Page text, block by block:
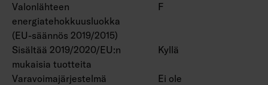
Valonlähteen
energiatehokkuusluokka
(EU-säännös 2019/2015)
F
Sisältää 2019/2020/EU:n
mukaisia tuotteita
Kyllä
Varavoimajärjestelmä
Ei ole